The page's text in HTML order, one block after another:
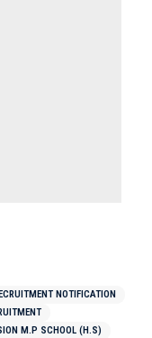
NOTIFICATION
M.P SCHOOL (H.S)